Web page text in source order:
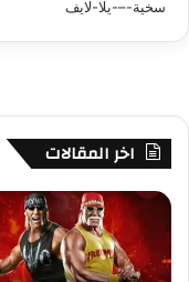
اخر المقالات